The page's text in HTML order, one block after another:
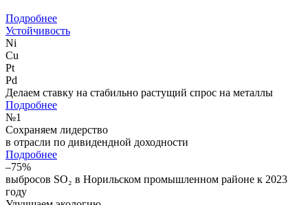
Подробнее
Устойчивость
Ni
Cu
Pt
Pd
Делаем ставку на стабильно растущий спрос на металлы
Подробнее
№1
Сохраняем лидерство
в отрасли по дивидендной доходности
Подробнее
–75%
выбросов SO₂ в Норильском промышленном районе к 2023
году